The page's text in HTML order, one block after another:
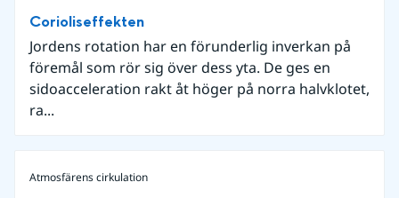
Corioliseffekten
Jordens rotation har en förunderlig inverkan på
föremål som rör sig över dess yta. De ges en
sidoacceleration rakt åt höger på norra halvklotet,
ra...
Atmosfärens cirkulation